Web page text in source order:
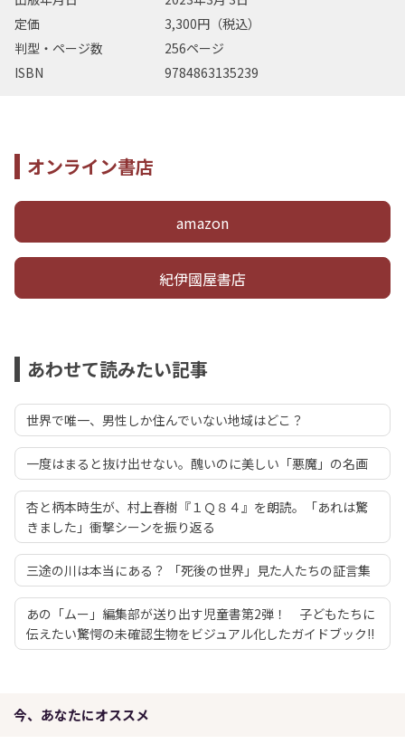
定価
3,300円（税込）
判型・ページ数
256ページ
ISBN
9784863135239
オンライン書店
amazon
紀伊國屋書店
あわせて読みたい記事
世界で唯一、男性しか住んでいない地域はどこ？
一度はまると抜け出せない。醜いのに美しい「悪魔」の名画
杏と柄本時生が、村上春樹『１Ｑ８４』を朗読。「あれは驚
きました」衝撃シーンを振り返る
三途の川は本当にある？ 「死後の世界」見た人たちの証言集
あの「ムー」編集部が送り出す児童書第2弾！ 子どもたちに
伝えたい驚愕の未確認生物をビジュアル化したガイドブック!!
今、あなたにオススメ